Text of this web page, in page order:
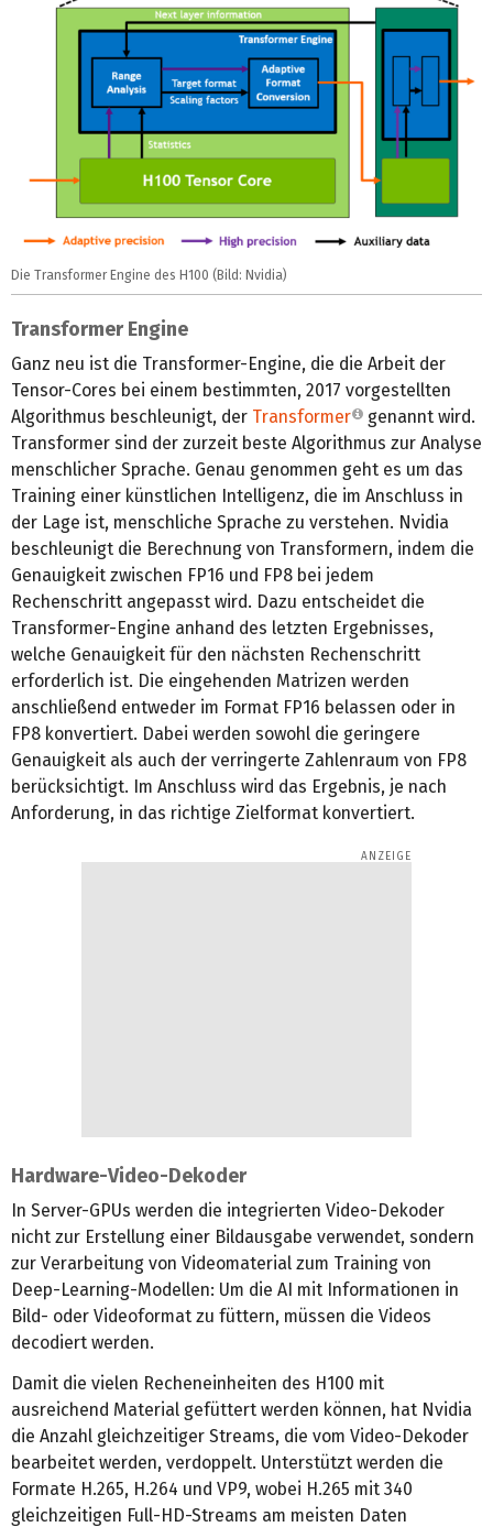
Die Transformer Engine des H100 (Bild: Nvidia)
Transformer Engine
Ganz neu ist die Transformer-Engine, die die Arbeit der
Tensor-Cores bei einem bestimmten, 2017 vorgestellten
Algorithmus beschleunigt, der Transformer
genannt wird.
Transformer sind der zurzeit beste Algorithmus zur Analyse
menschlicher Sprache. Genau genommen geht es um das
Training einer künstlichen Intelligenz, die im Anschluss in
der Lage ist, menschliche Sprache zu verstehen. Nvidia
beschleunigt die Berechnung von Transformern, indem die
Genauigkeit zwischen FP16 und FP8 bei jedem
Rechenschritt angepasst wird. Dazu entscheidet die
Transformer-Engine anhand des letzten Ergebnisses,
welche Genauigkeit für den nächsten Rechenschritt
erforderlich ist. Die eingehenden Matrizen werden
anschließend entweder im Format FP16 belassen oder in
FP8 konvertiert. Dabei werden sowohl die geringere
Genauigkeit als auch der verringerte Zahlenraum von FP8
berücksichtigt. Im Anschluss wird das Ergebnis, je nach
Anforderung, in das richtige Zielformat konvertiert.
Hardware-Video-Dekoder
In Server-GPUs werden die integrierten Video-Dekoder
nicht zur Erstellung einer Bildausgabe verwendet, sondern
zur Verarbeitung von Videomaterial zum Training von
Deep-Learning-Modellen: Um die AI mit Informationen in
Bild- oder Videoformat zu füttern, müssen die Videos
decodiert werden.
Damit die vielen Recheneinheiten des H100 mit
ausreichend Material gefüttert werden können, hat Nvidia
die Anzahl gleichzeitiger Streams, die vom Video-Dekoder
bearbeitet werden, verdoppelt. Unterstützt werden die
Formate H.265, H.264 und VP9, wobei H.265 mit 340
gleichzeitigen Full-HD-Streams am meisten Daten